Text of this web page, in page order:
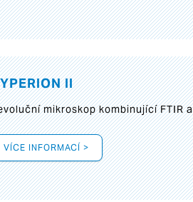
II
mikroskop kombinující FTIR
VÍCE INFORMACÍ >